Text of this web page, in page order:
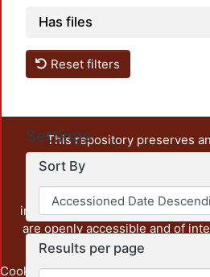
Has files
Reset filters
Settings
Sort By
Results per page
This repository preserves
unrestricted open access, the
output of UAM Azcapotzalco.
administrative and graphic
institution, as well as content
are openly accessible and of
Cookie Privacy End User